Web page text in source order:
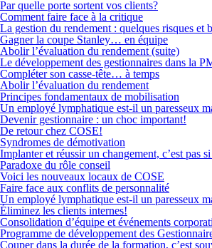
Par quelle porte sortent vos clients?
Comment faire face à la critique
La gestion du rendement : quelques risques et
Gagner la coupe Stanley… en équipe
Abolir l’évaluation du rendement (suite)
Le développement des gestionnaires dans la
Compléter son casse-tête… à temps
Abolir l’évaluation du rendement
Principes fondamentaux de mobilisation
Un employé lymphatique est-il un paresseux
Devenir gestionnaire : un choc important!
De retour chez COSE!
Syndromes de démotivation
Implanter et réussir un changement, c’est pas
Paradoxe du rôle conseil
Voici les nouveaux locaux de COSE
Faire face aux conflits de personnalité
Un employé lymphatique est-il un paresseux
Éliminez les clients internes!
Consolidation d’équipe et événements
Programme de développement des
Couper dans la durée de la formation, c’est